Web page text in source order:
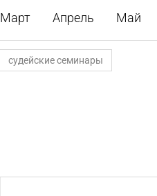
Март Апрель Май
судейские семинары